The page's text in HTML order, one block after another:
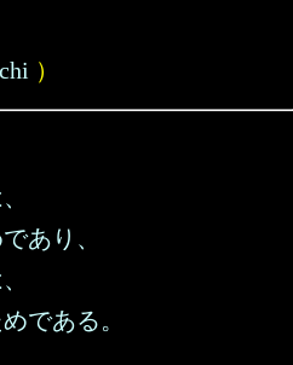
）
あり、
である。